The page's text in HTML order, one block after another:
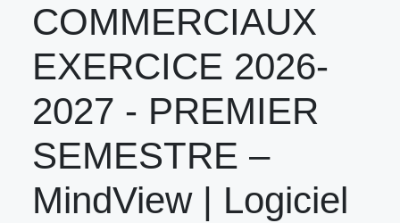
COMMERCIAUX
EXERCICE 2026-
2027 - PREMIER
SEMESTRE –
MindView | Logiciel